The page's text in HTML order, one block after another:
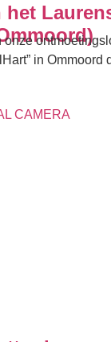
het
in Ommoord